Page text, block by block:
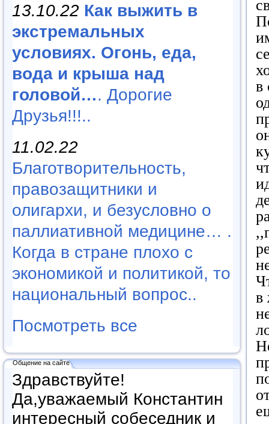
13.10.22 Как выжить в
экстремальных
условиях. Огонь, еда,
вода и крыша над
головой…. Дорогие
Друзья!!!..
11.02.22
Благотворительность,
правозащитники и
олигархи, и безусловно о
паллиативной медицине… .
Когда в стране плохо с
экономикой и политикой, то
национальный вопрос..
Посмотреть все
Общение на сайте
Здравствуйте!
Да,уважаемый Константин
интересный собеседник и
в
в